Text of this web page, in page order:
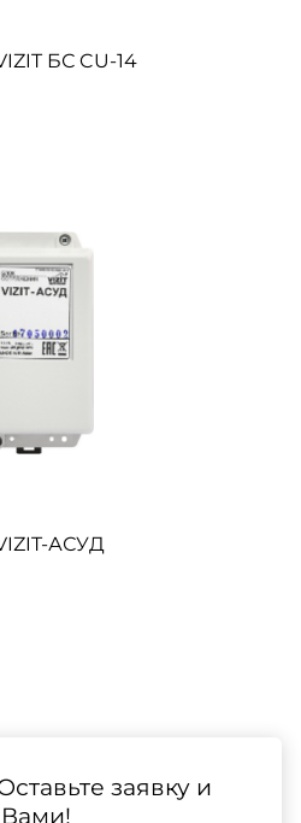
БС CU-14
АСУД
заявку и